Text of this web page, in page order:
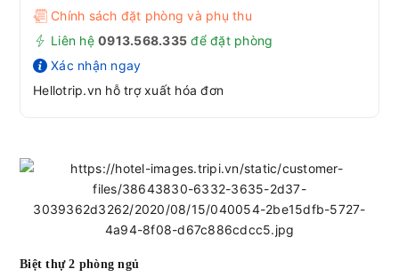
Chính sách đặt phòng và phụ thu
Liên hệ 0913.568.335 để đặt phòng
Xác nhận ngay
Hellotrip.vn hỗ trợ xuất hóa đơn
Biệt thự 2 phòng ngủ